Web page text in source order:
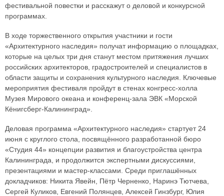
фестивальной повестки и расскажут о деловой и конкурсной
программах.
В ходе торжественного открытия участники и гости
«Архитектурного наследия» получат информацию о площадках,
которые на целых три дня станут местом притяжения лучших
российских архитекторов, градостроителей и специалистов в
области защиты и сохранения культурного наследия. Ключевые
мероприятия фестиваля пройдут в стенах конгресс-холла
Музея Мирового океана и конференц-зала ЭВК «Морской
Кёнигсберг-Калининград».
Деловая программа «Архитектурного наследия» стартует 24
июня с круглого стола, посвящённого разработанной бюро
«Студия 44» концепции развития и благоустройства центра
Калининграда, и продолжится экспертными дискуссиями,
презентациями и мастер-классами. Среди приглашённых
докладчиков: Никита Явейн, Пётр Черненко, Наринэ Тютчева,
Сергей Куликов, Евгений Полянцев, Алексей Гинзбург, Юлия